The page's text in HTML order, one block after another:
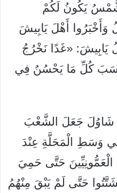
يَكُونُ لَكُمْ
أَهْلَ يَابِيشَ
أَهْلُ يَابِيشَ: «غَدًا نَخْرُجُ
حَسَبَ كُلِّ مَا يَحْسُنُ فِي
شَاوُلَ جَعَلَ الشَّعْبَ
وَسَطِ الْمَحَلَّةِ عِنْدَ
حَتَّى حَمِيَ
تَشَتَّتُوا حَتَّى لَمْ يَبْقَ مِنْهُمُ